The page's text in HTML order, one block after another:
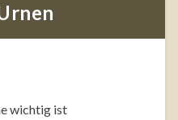
wichtig ist